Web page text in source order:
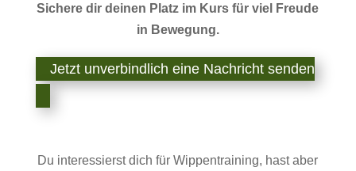
Sichere dir deinen Platz im Kurs für viel Freude
in Bewegung.
Jetzt unverbindlich eine Nachricht senden
Du interessierst dich für Wippentraining, hast aber